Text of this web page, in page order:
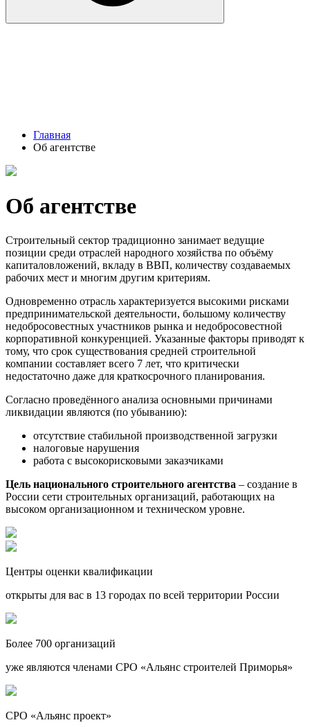
Главная
Об агентстве
Об агентстве
Строительный сектор традиционно занимает ведущие
позиции среди отраслей народного хозяйства по объёму
капиталовложений, вкладу в ВВП, количеству создаваемых
рабочих мест и многим другим критериям.
Одновременно отрасль характеризуется высокими рисками
предпринимательской деятельности, большому количеству
недобросовестных участников рынка и недобросовестной
корпоративной конкуренцией. Указанные факторы приводят к
тому, что срок существования средней строительной
компании составляет всего 7 лет, что критически
недостаточно даже для краткосрочного планирования.
Согласно проведённого анализа основными причинами
ликвидации являются (по убыванию):
отсутствие стабильной производственной загрузки
налоговые нарушения
работа с высокорисковыми заказчиками
Цель национального строительного агентства – создание в
России сети строительных организаций, работающих на
высоком организационном и техническом уровне.
Центры оценки квалификации
открыты для вас в 13 городах по всей территории России
Более 700 организаций
уже являются членами СРО «Альянс строителей Приморья»
СРО «Альянс проект»